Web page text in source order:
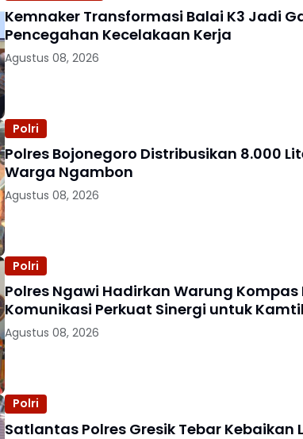
Kemnaker Transformasi Balai K3 Jadi
Pencegahan Kecelakaan Kerja
Agustus 08, 2026
Polri
Polres Bojonegoro Distribusikan 8.000
Warga Ngambon
Agustus 08, 2026
Polri
Polres Ngawi Hadirkan Warung Kompas
Komunikasi Perkuat Sinergi untuk
Agustus 08, 2026
Polri
Satlantas Polres Gresik Tebar Kebaikan